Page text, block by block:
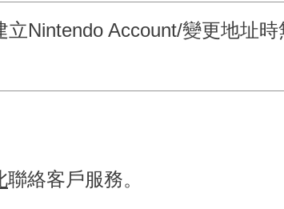
Nintendo Account/變更地址
聯絡客戶服務。